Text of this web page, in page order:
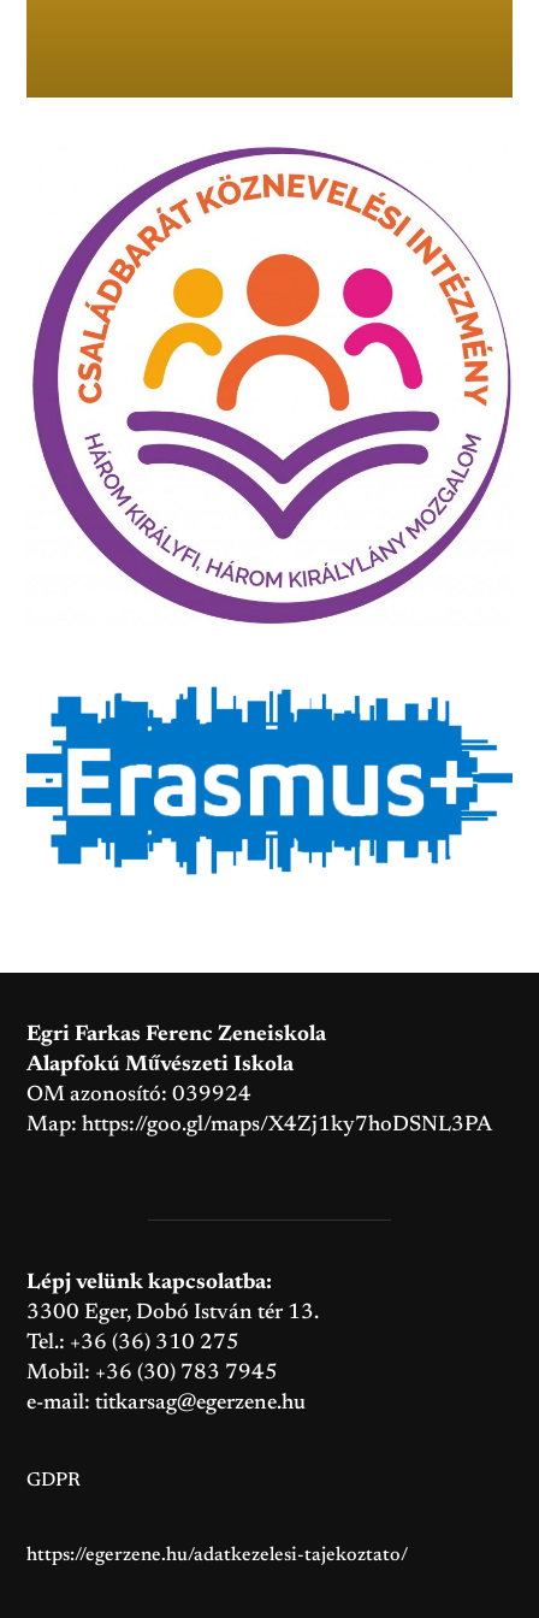
Egri Farkas Ferenc Zeneiskola
Alapfokú Művészeti Iskola
OM azonosító: 039924
Map:https://goo.gl/maps/X4Zj1ky7hoDSNL3PA
Lépj velünk kapcsolatba:
3300 Eger, Dobó István tér 13.
Tel.: +36 (36) 310 275
Mobil: +36 (30) 783 7945
e-mail:titkarsag@egerzene.hu
GDPR
https://egerzene.hu/adatkezelesi-tajekoztato/